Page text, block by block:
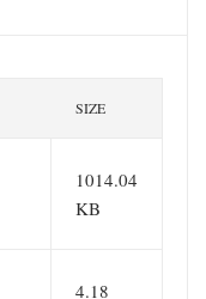
SIZE
1014.04
KB
4.18